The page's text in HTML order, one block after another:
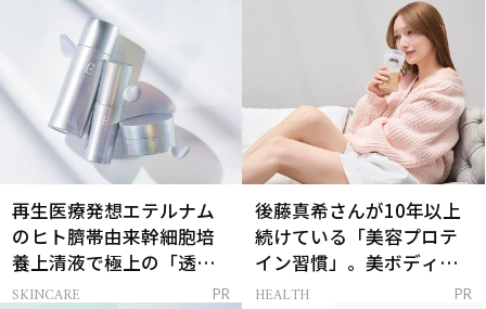
再生医療発想エテルナム
のヒト臍帯由来幹細胞培
養上清液で極上の「透明
感ハリ肌」へ
SKINCARE PR
後藤真希さんが10年以上
続けている「美容プロテ
イン習慣」。美ボディを
支える朝ルーティンと
HEALTH PR